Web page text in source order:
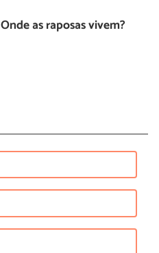
Onde as raposas vivem?